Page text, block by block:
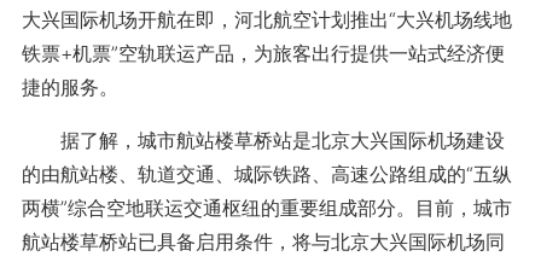
大兴国际机场开航在即，河北航空计划推出“大兴机场线地
铁票+机票”空轨联运产品，为旅客出行提供一站式经济便
捷的服务。
据了解，城市航站楼草桥站是北京大兴国际机场建设
的由航站楼、轨道交通、城际铁路、高速公路组成的“五纵
两横”综合空地联运交通枢纽的重要组成部分。目前，城市
航站楼草桥站已具备启用条件，将与北京大兴国际机场同